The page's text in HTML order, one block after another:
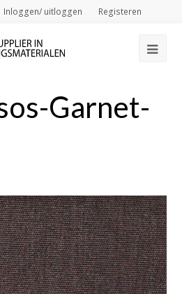
Inloggen/ uitloggen Registeren
Garnet-